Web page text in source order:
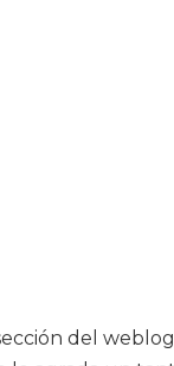
del